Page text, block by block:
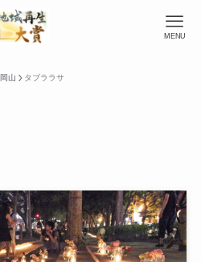
MENU
岡山 タブララサ